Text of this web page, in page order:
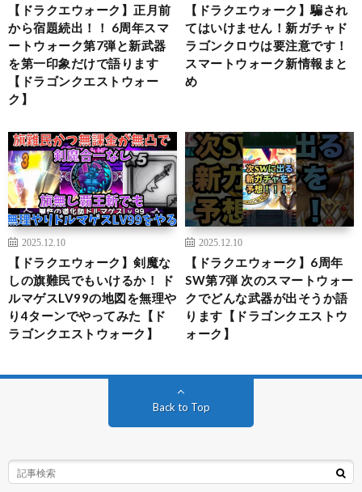
【ドラクエウォーク】正月前
から宿題続出！！ 6周年スマ
ートウォーク第7弾と新武器
を第一印象だけで語ります
【ドラゴンクエストウォー
ク】
【ドラクエウォーク】騙され
てはいけません！新ガチャド
ラゴンクロウは要注意です！
スマートウォーク新情報まと
め
2025.12.10
【ドラクエウォーク】剣魔な
しの旗難民でもいけるか！ ド
ルマゲスLV99の地図を無理や
り4ターンでやってみた【ド
ラゴンクエストウォーク】
2025.12.10
【ドラクエウォーク】6周年
SW第7弾 次のスマートウォー
クでどんな武器が出そうか語
ります【ドラゴンクエストウ
ォーク】
Back to Top